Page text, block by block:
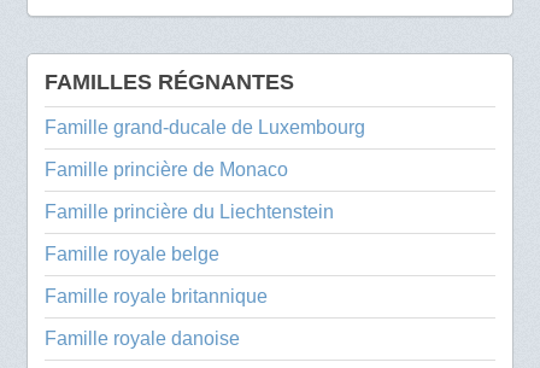
FAMILLES RÉGNANTES
Famille grand-ducale de Luxembourg
Famille princière de Monaco
Famille princière du Liechtenstein
Famille royale belge
Famille royale britannique
Famille royale danoise